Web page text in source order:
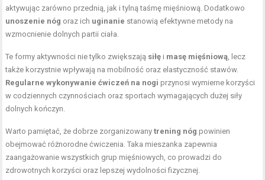
aktywując zarówno przednią, jak i tylną taśmę mięśniową. Dodatkowo
unoszenie nóg oraz ich uginanie stanowią efektywne metody na
wzmocnienie dolnych partii ciała.
Te formy aktywności nie tylko zwiększają siłę i masę mięśniową, lecz
także korzystnie wpływają na mobilność oraz elastyczność stawów.
Regularne wykonywanie ćwiczeń na nogi przynosi wymierne korzyści
w codziennych czynnościach oraz sportach wymagających dużej siły
dolnych kończyn.
Warto pamiętać, że dobrze zorganizowanytrening nóg powinien
obejmować różnorodne ćwiczenia. Taka mieszanka zapewnia
zaangażowanie wszystkich grup mięśniowych, co prowadzi do
zdrowotnych korzyści oraz lepszej wydolności fizycznej.